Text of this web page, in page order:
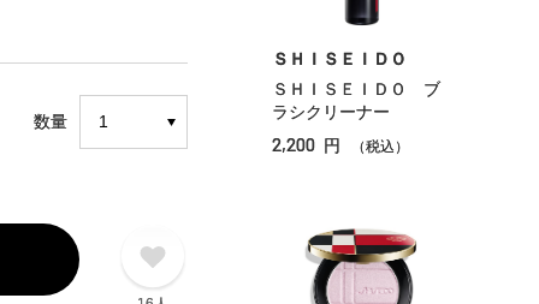
数量
ＳＨＩＳＥＩＤＯ
ＳＨＩＳＥＩＤＯ ブ
ラシクリーナー
2,200 円 （税込）